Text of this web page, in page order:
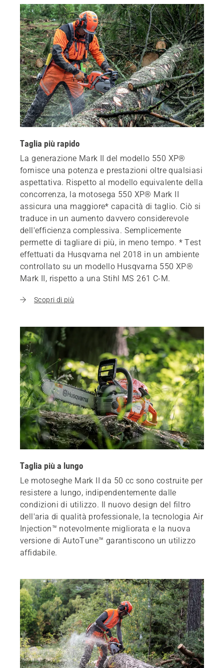
Taglia più rapido
La generazione Mark II del modello 550 XP®
fornisce una potenza e prestazioni oltre qualsiasi
aspettativa. Rispetto al modello equivalente della
concorrenza, la motosega 550 XP® Mark II
assicura una maggiore* capacità di taglio. Ciò si
traduce in un aumento davvero considerevole
dell'efficienza complessiva. Semplicemente
permette di tagliare di più, in meno tempo. * Test
effettuati da Husqvarna nel 2018 in un ambiente
controllato su un modello Husqvarna 550 XP®
Mark II, rispetto a una Stihl MS 261 C-M.
Scopri di più
Taglia più a lungo
Le motoseghe Mark II da 50 cc sono costruite per
resistere a lungo, indipendentemente dalle
condizioni di utilizzo. Il nuovo design del filtro
dell'aria di qualità professionale, la tecnologia Air
Injection™ notevolmente migliorata e la nuova
versione di AutoTune™ garantiscono un utilizzo
affidabile.